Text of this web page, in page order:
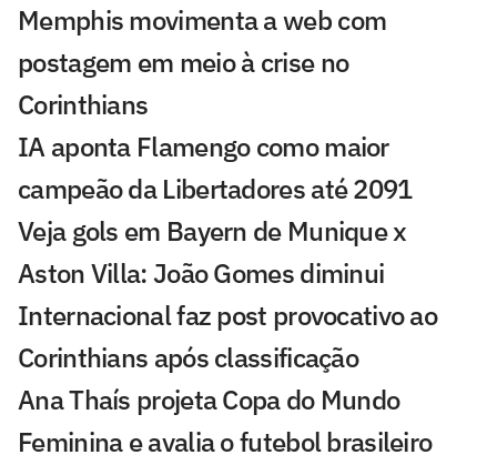
Memphis movimenta a web com
postagem em meio à crise no
Corinthians
IA aponta Flamengo como maior
campeão da Libertadores até 2091
Veja gols em Bayern de Munique x
Aston Villa: João Gomes diminui
Internacional faz post provocativo ao
Corinthians após classificação
Ana Thaís projeta Copa do Mundo
Feminina e avalia o futebol brasileiro